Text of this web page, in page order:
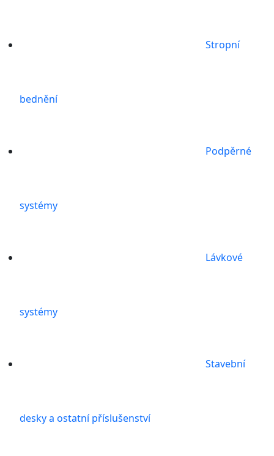
Stropní
bednění
Podpěrné
systémy
Lávkové
systémy
Stavební
desky a ostatní příslušenství